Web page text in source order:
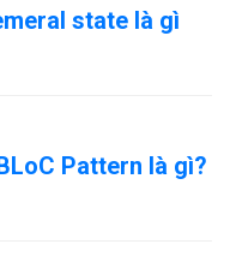
state là gì
Pattern là gì?